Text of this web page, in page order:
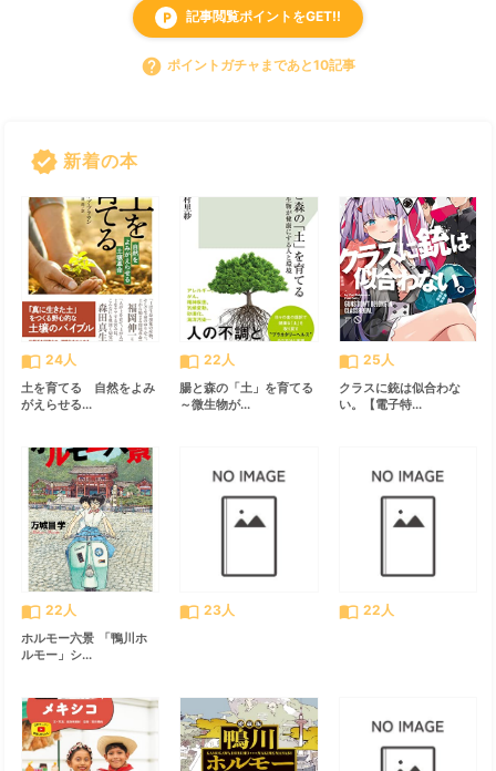
local_parking 記事閲覧ポイントをGET!!
help ポイントガチャまであと10記事
verified 新着の本
import_contacts 24人
土を育てる 自然をよみ
がえらせる...
import_contacts 22人
腸と森の「土」を育てる
～微生物が...
import_contacts 25人
クラスに銃は似合わな
い。【電子特...
import_contacts 22人
ホルモー六景 「鴨川ホ
ルモー」シ...
import_contacts 23人 import_contacts 22人